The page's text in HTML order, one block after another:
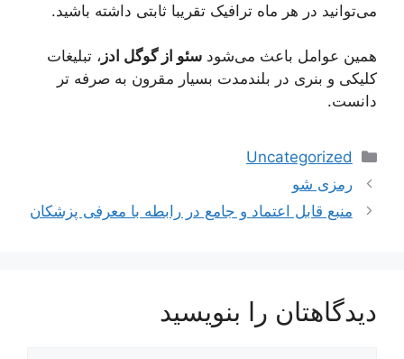
می‌توانید در هر ماه ترافیک تقریبا ثابتی داشته باشید.
همین عوامل باعث می‌شود سئو از گوگل ادز ، تبلیغات
کلیکی و بنری در بلندمدت بسیار مقرون به صرفه تر
دانست.
دسته‌ها
Uncategorized
رمزی شو
منبع قابل اعتماد و جامع در رابطه با معرفی پزشکان
دیدگاهتان را بنویسید